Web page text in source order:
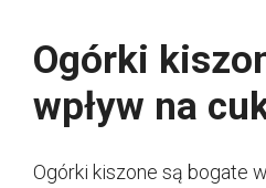
Ogórki
wpływ na
Ogórki kiszone są bogate